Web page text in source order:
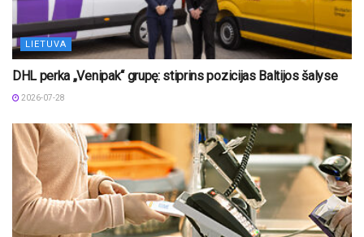
LIETUVA
DHL perka „Venipak“ grupę: stiprins pozicijas Baltijos šalyse
2026-07-28